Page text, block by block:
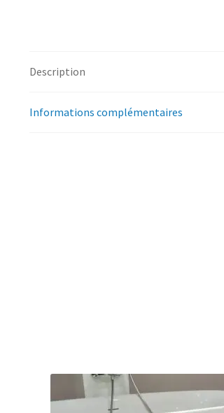
Description
Informations complémentaires